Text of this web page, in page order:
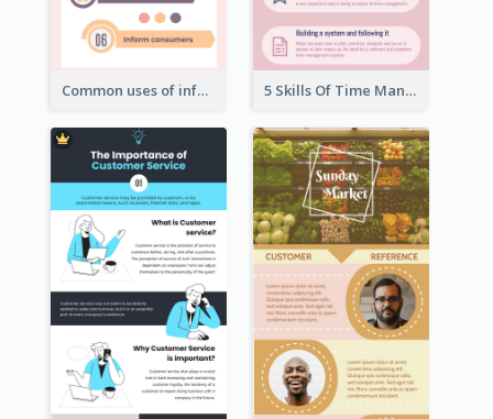
Common uses of infographic 5 Skills Of Time Management